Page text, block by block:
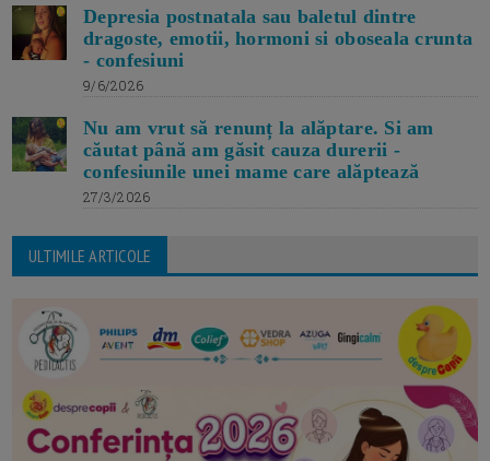
Depresia postnatala sau baletul dintre
dragoste, emotii, hormoni si oboseala crunta
- confesiuni
9/6/2026
Nu am vrut să renunț la alăptare. Si am
căutat până am găsit cauza durerii -
confesiunile unei mame care alăptează
27/3/2026
ULTIMILE ARTICOLE